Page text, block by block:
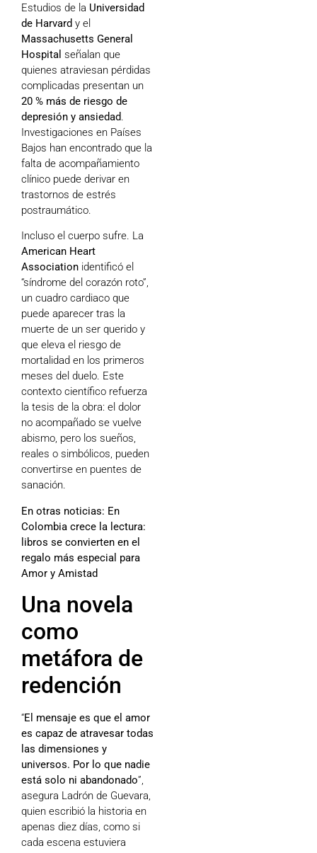
Estudios de la Universidad
de Harvard y el
Massachusetts General
Hospital señalan que
quienes atraviesan pérdidas
complicadas presentan un
20 % más de riesgo de
depresión y ansiedad.
Investigaciones en Países
Bajos han encontrado que la
falta de acompañamiento
clínico puede derivar en
trastornos de estrés
postraumático.
Incluso el cuerpo sufre. La
American Heart
Association identificó el
“síndrome del corazón roto”,
un cuadro cardiaco que
puede aparecer tras la
muerte de un ser querido y
que eleva el riesgo de
mortalidad en los primeros
meses del duelo. Este
contexto científico refuerza
la tesis de la obra: el dolor
no acompañado se vuelve
abismo, pero los sueños,
reales o simbólicos, pueden
convertirse en puentes de
sanación.
En otras noticias: En
Colombia crece la lectura:
libros se convierten en el
regalo más especial para
Amor y Amistad
Una novela
como
metáfora de
redención
“El mensaje es que el amor
es capaz de atravesar todas
las dimensiones y
universos. Por lo que nadie
está solo ni abandonado”,
asegura Ladrón de Guevara,
quien escribió la historia en
apenas diez días, como si
cada escena estuviera